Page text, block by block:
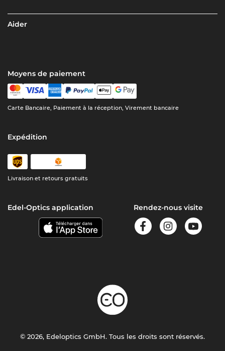
Aider
Moyens de paiement
Carte Bancaire, Paiement à la réception, Virement bancaire
Expédition
Livraison et retours gratuits
Edel-Optics application Rendez-nous visite
© 2026, Edeloptics GmbH. Tous les droits sont réservés.